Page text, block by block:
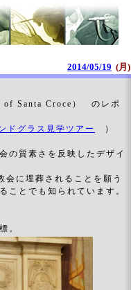
2014/05/19 (月)
of Santa Croce） のレポ
グラス見学ツアー ）
の質素さを反映したデザイ
に埋葬されることを願う
ことでも知られています。
。